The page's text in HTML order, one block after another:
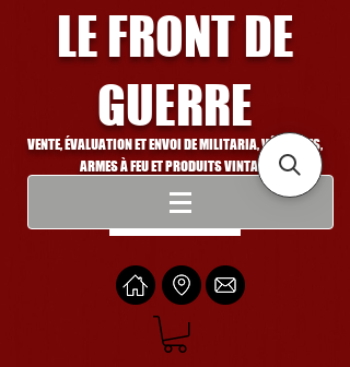
LE FRONT DE
GUERRE
VENTE, ÉVALUATION ET ENVOI DE MILITARIA, VÉHICULES,
ARMES À FEU ET PRODUITS VINTAGE
Se connecter